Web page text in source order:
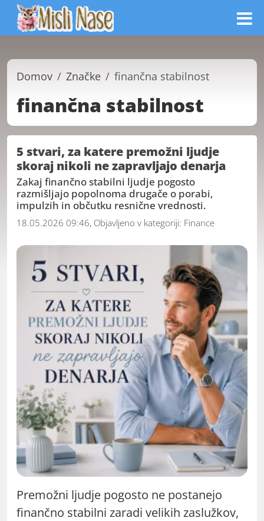
Domov Značke finančna stabilnost
finančna stabilnost
5 stvari, za katere premožni ljudje
skoraj nikoli ne zapravljajo denarja
Zakaj finančno stabilni ljudje pogosto
razmišljajo popolnoma drugače o porabi,
impulzih in občutku resnične vrednosti.
18.05.2026 09:46, Objavljeno v kategoriji: Finance
Premožni ljudje pogosto ne postanejo
finančno stabilni zaradi velikih zaslužkov,